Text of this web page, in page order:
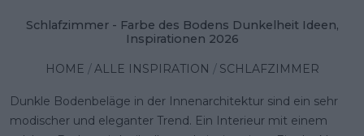
Schlafzimmer - Farbe des Bodens Dunkelheit Ideen,
Inspirationen 2026
HOME ALLE INSPIRATION SCHLAFZIMMER
Dunkle Bodenbeläge in der Innenarchitektur sind ein sehr
modischer und eleganter Trend. Ein Interieur mit einem